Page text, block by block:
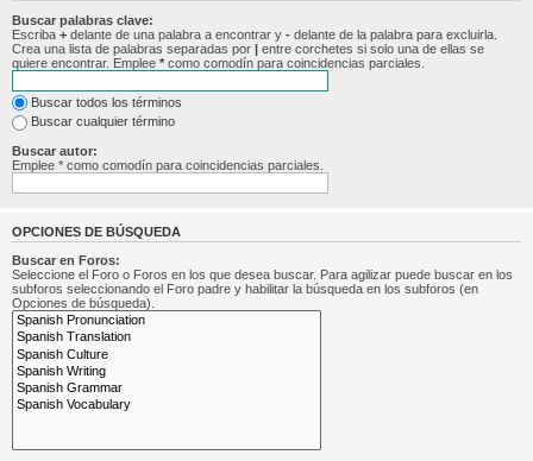
Buscar palabras clave:
Escriba + delante de una palabra a encontrar y - delante de la palabra para excluirla.
Crea una lista de palabras separadas por | entre corchetes si solo una de ellas se
quiere encontrar. Emplee * como comodín para coincidencias parciales.
Buscar todos los términos
Buscar cualquier término
Buscar autor:
Emplee * como comodín para coincidencias parciales.
OPCIONES DE BÚSQUEDA
Buscar en Foros:
Seleccione el Foro o Foros en los que desea buscar. Para agilizar puede buscar en los
subforos seleccionando el Foro padre y habilitar la búsqueda en los subforos (en
Opciones de búsqueda).